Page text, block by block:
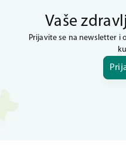
Vaše
Prijavite se na newsletter i